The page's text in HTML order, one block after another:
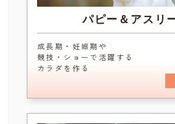
パピー＆アスリ
成長期・妊娠期や
競技・ショーで活躍する
カラダを作る